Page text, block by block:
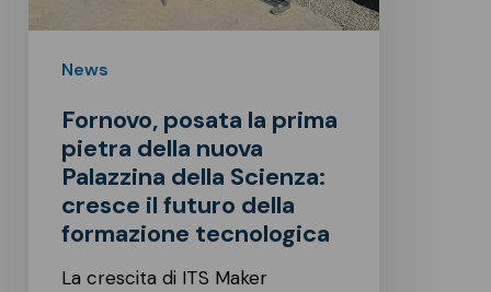
nuova
Palazzina
Scienza:
cresce
futuro
News
Fornovo, posata la prima
pietra della nuova
Palazzina della Scienza:
cresce il futuro della
formazione tecnologica
La crescita di ITS Maker